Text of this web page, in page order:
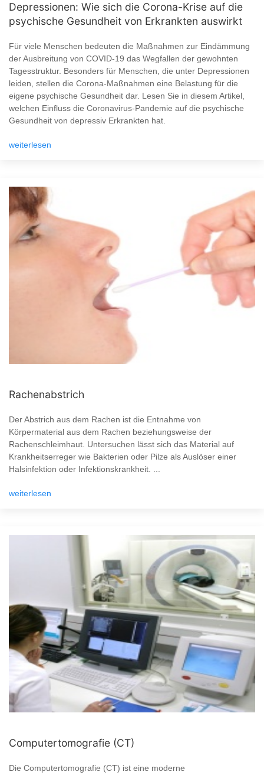
Depressionen: Wie sich die Corona-Krise auf die
psychische Gesundheit von Erkrankten auswirkt
Für viele Menschen bedeuten die Maßnahmen zur Eindämmung
der Ausbreitung von COVID-19 das Wegfallen der gewohnten
Tagesstruktur. Besonders für Menschen, die unter Depressionen
leiden, stellen die Corona-Maßnahmen eine Belastung für die
eigene psychische Gesundheit dar. Lesen Sie in diesem Artikel,
welchen Einfluss die Coronavirus-Pandemie auf die psychische
Gesundheit von depressiv Erkrankten hat.
weiterlesen
Rachenabstrich
Der Abstrich aus dem Rachen ist die Entnahme von
Körpermaterial aus dem Rachen beziehungsweise der
Rachenschleimhaut. Untersuchen lässt sich das Material auf
Krankheitserreger wie Bakterien oder Pilze als Auslöser einer
Halsinfektion oder Infektionskrankheit. ...
weiterlesen
Computertomografie (CT)
Die Computertomografie (CT) ist eine moderne